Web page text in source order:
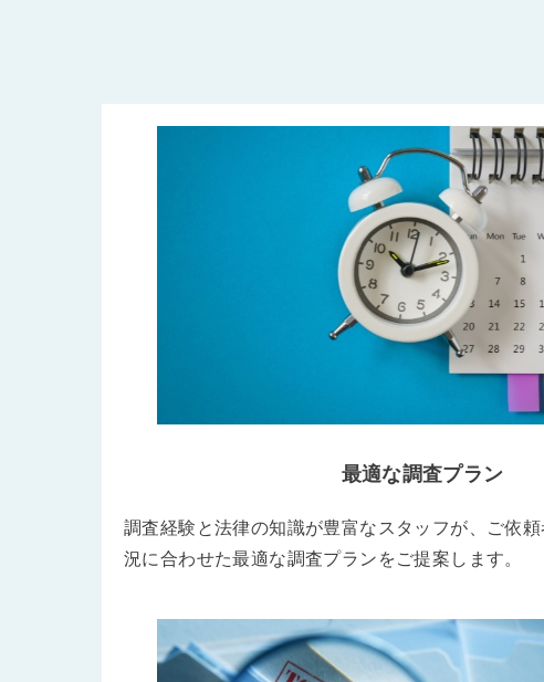
最適な調査プラン
調査経験と法律の知識が豊富なスタッフが、ご依
況に合わせた最適な調査プランをご提案します。